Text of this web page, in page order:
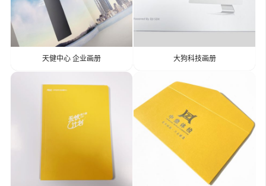
天健中心 企业画册 大狗科技画册